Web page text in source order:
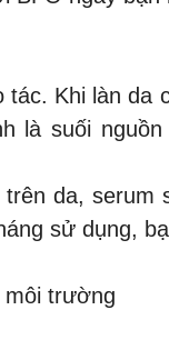
Khi làn da
là suối
da,
sử dụng,
môi trường